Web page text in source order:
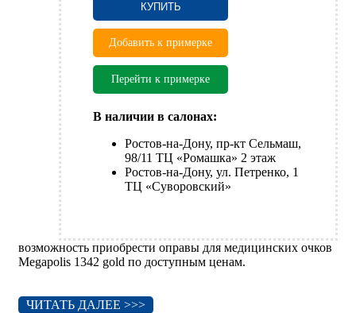
КУПИТЬ
Добавить к примерке
Перейти к примерке
В наличии в салонах:
Ростов-на-Дону, пр-кт Сельмаш,
98/11 ТЦ «Ромашка» 2 этаж
Ростов-на-Дону, ул. Петренко, 1
ТЦ «Суворовский»
возможность приобрести оправы для медицинских очков
Megapolis 1342 gold по доступным ценам.
ЧИТАТЬ ДАЛЕЕ >>>